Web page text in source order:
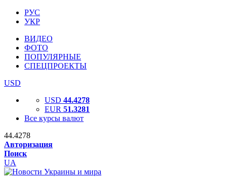
РУС
УКР
ВИДЕО
ФОТО
ПОПУЛЯРНЫЕ
СПЕЦПРОЕКТЫ
USD
USD 44.4278
EUR 51.3281
Все курсы валют
44.4278
Авторизация
Поиск
UA